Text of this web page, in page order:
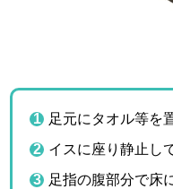
足元にタオル等を
イスに座り静止し
足指の腹部分で床